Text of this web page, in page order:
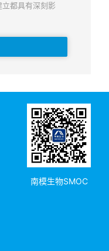
都具有深刻影
南模生物SMOC